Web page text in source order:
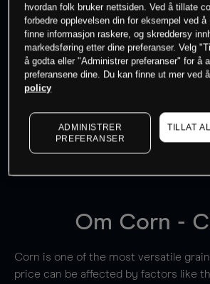
Søk om konto
Log in to see
Om Corn -
Corn is one of the most versatile
price can be affected by factors like
hvordan folk bruker nettsiden. Ved å tillate
forbedre opplevelsen din for eksempel ved å
finne informasjon raskere, og skreddersy
markedsføring etter dine preferanser. Velg
å godta eller "Administrer preferanser" for å
preferansene dine. Du kan finne ut mer ved
policy
ADMINISTRER
PREFERANSER
TILLAT